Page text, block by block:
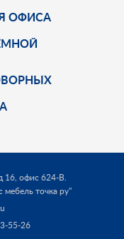
ОФИСА
16, офис 624-В.
точка ру"
55-26